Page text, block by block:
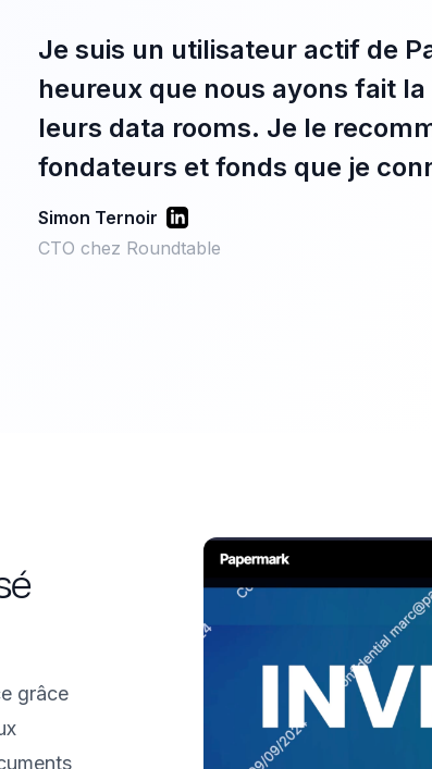
Je suis un utilisateur actif de
heureux que nous ayons fait
leurs data rooms. Je le
fondateurs et fonds que je
Simon Ternoir
CTO chez Roundtable
grâce